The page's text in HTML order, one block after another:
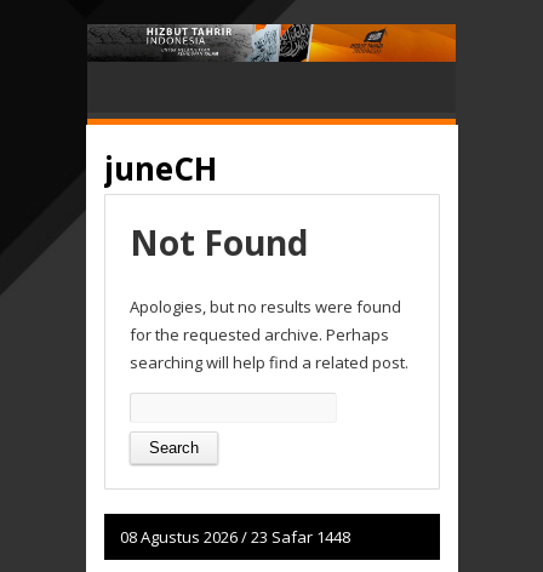
juneCH
Not Found
Apologies, but no results were found
for the requested archive. Perhaps
searching will help find a related post.
for:
08 Agustus 2026/23 Safar 1448